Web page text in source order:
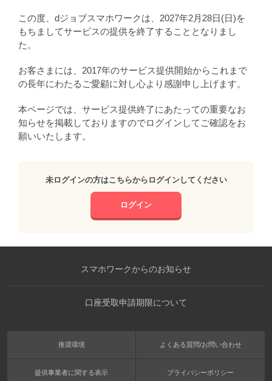
この度、dジョブスマホワークは、2027年2月28日(日)を
もちましてサービスの提供を終了することとなりまし
た。
お客さまには、2017年のサービス提供開始からこれまで
の長年にわたるご愛顧に対し心より感謝申し上げます。
本ページでは、サービス提供終了にあたっての重要なお
知らせを掲載しておりますのでログインしてご確認をお
願いいたします。
未ログインの方はこちらからログインしてください
ログイン
スマホワークからのお知らせ
口座受取申請期限について
推奨環境 よくある質問/お問い合わせ
提供事業者に関する表示 プライバシーポリシー